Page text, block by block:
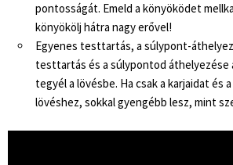
pontosságát. Emeld a könyöködet
könyökölj hátra nagy erővel!
Egyenes testtartás, a súlypont-
testtartás és a súlypontod áthelyezése
tegyél a lövésbe. Ha csak a karjaidat és
lövéshez, sokkal gyengébb lesz, mint